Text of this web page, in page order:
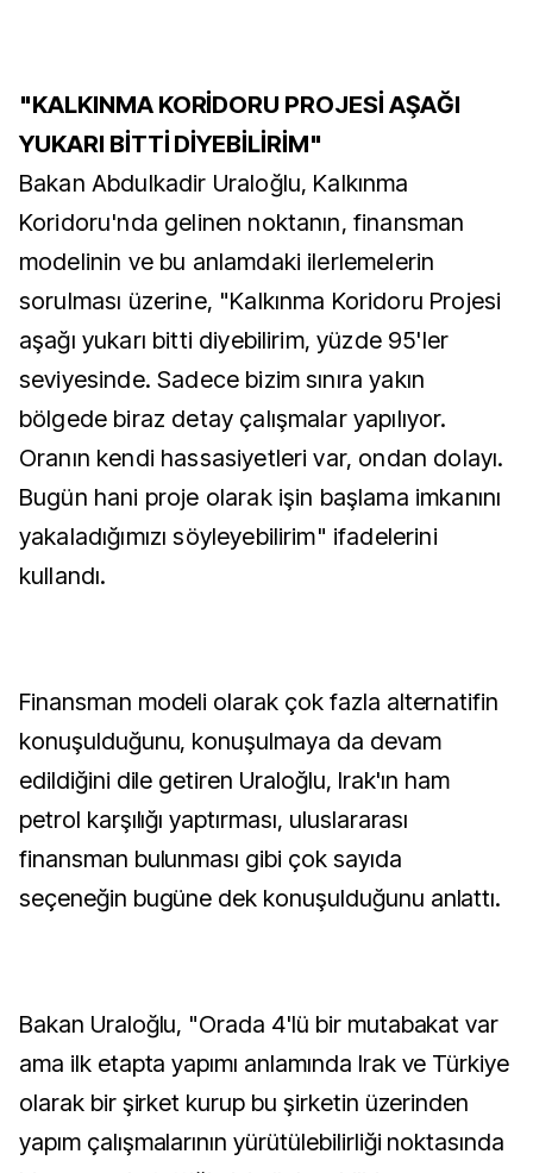
"KALKINMA KORİDORU PROJESİ AŞAĞI
YUKARI BİTTİ DİYEBİLİRİM"
Bakan Abdulkadir Uraloğlu, Kalkınma
Koridoru'nda gelinen noktanın, finansman
modelinin ve bu anlamdaki ilerlemelerin
sorulması üzerine, "Kalkınma Koridoru Projesi
aşağı yukarı bitti diyebilirim, yüzde 95'ler
seviyesinde. Sadece bizim sınıra yakın
bölgede biraz detay çalışmalar yapılıyor.
Oranın kendi hassasiyetleri var, ondan dolayı.
Bugün hani proje olarak işin başlama imkanını
yakaladığımızı söyleyebilirim" ifadelerini
kullandı.
Finansman modeli olarak çok fazla alternatifin
konuşulduğunu, konuşulmaya da devam
edildiğini dile getiren Uraloğlu, Irak'ın ham
petrol karşılığı yaptırması, uluslararası
finansman bulunması gibi çok sayıda
seçeneğin bugüne dek konuşulduğunu anlattı.
Bakan Uraloğlu, "Orada 4'lü bir mutabakat var
ama ilk etapta yapımı anlamında Irak ve Türkiye
olarak bir şirket kurup bu şirketin üzerinden
yapım çalışmalarının yürütülebilirliği noktasında